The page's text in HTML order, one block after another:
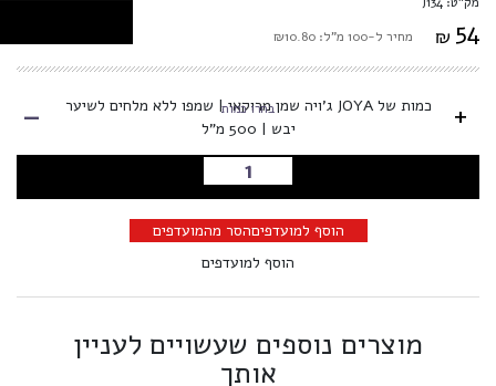
₪ 54 מחיר ל-100 מ"ל: ₪10.80
+
כמות של JOYA ג'ויה שמן מרוקאי | שמפו ללא מלחים לשיער
יבש | 500 מ"ל
בחרו כמות -
הוספה לסל
הוסף למועדפיםהסר מהמועדפים
הוסף למועדפים
מוצרים נוספים שעשויים לעניין
אותך